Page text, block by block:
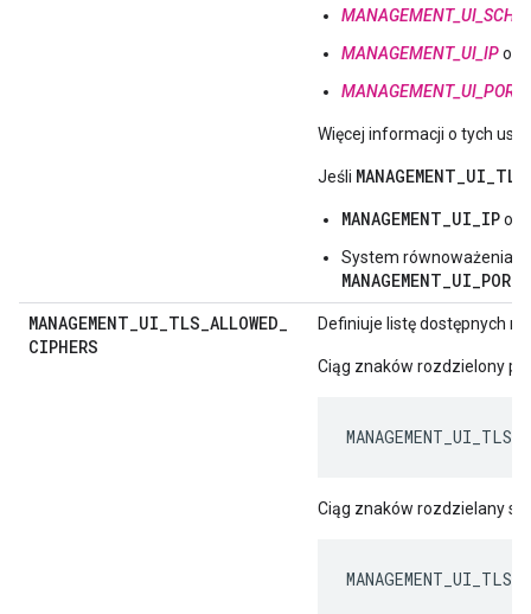
MANAGEMENT_UI_IP
MANAGEMENT_UI_PORT
Więcej informacji o tych
Jeśli
MANAGEMENT_UI_IP
System równoważenia
MANAGEMENT_UI_PORT
MANAGEMENT_UI_TLS_ALLOWED_
CIPHERS
Definiuje listę dostępnych
Ciąg znaków rozdzielony
Ciąg znaków rozdzielany